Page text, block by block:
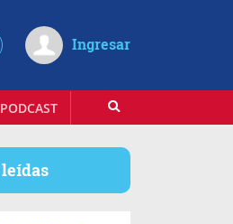
Ingresar
PODCAST
leídas